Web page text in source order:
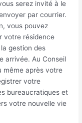
serez invité à le
par courrier.
vous pouvez
votre résidence
gestion des
arrivée. Au Conseil
même après votre
votre
bureaucratiques et
votre nouvelle vie